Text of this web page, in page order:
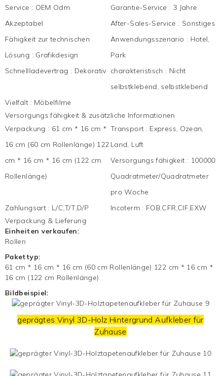
Service : OEM Odm
Akzeptabel
Garantie-Service : 3 Jahre
After-Sales-Service : Sonstiges
Fähigkeit zur technischen
Lösung : Grafikdesign
Anwendungsszenario : Hotel,
Park
Schnellladevertrag : Dekorativ charakteristisch : Nicht
selbstklebend, selbstklebend
Vielfalt : Möbelfilme
Versorgungs fähigkeit & zusätzliche Informationen
Verpackung : 61 cm * 16 cm *
16 cm (60 cm Rollenlänge) 122
cm * 16 cm * 16 cm (122 cm
Rollenlänge)
Transport : Express, Ozean,
Land, Luft
Versorgungs fähigkeit : 100000
Quadratmeter/Quadratmeter
pro Woche
Zahlungsart : L/C,T/T,D/P Incoterm : FOB,CFR,CIF,EXW
Verpackung & Lieferung
Einheiten verkaufen:
Rollen
Pakettyp:
61 cm * 16 cm * 16 cm (60 cm Rollenlänge) 122 cm * 16 cm *
16 cm (122 cm Rollenlänge)
Bildbeispiel:
geprägtes Vinyl 3D-Holz Hintergrund Aufkleber für
Zuhause